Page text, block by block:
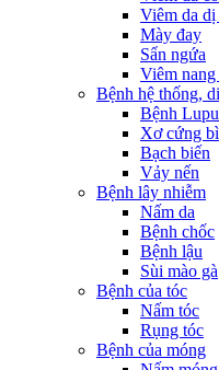
Viêm da
Mày đay
Sẩn ngứa
Viêm
Bệnh hệ thống,
Bệnh
Xơ cứng bì
Bạch biến
Vảy nến
Bệnh lây nhiễm
Nấm da
Bệnh chốc
Bệnh lậu
Sùi mào gà
Bệnh của tóc
Nấm tóc
Rụng tóc
Bệnh của móng